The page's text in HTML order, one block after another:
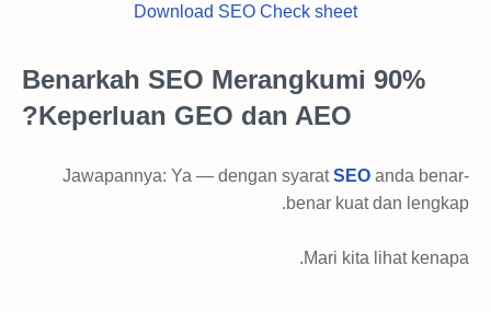
Download SEO Check sheet
Benarkah SEO Merangkumi 90%
Keperluan GEO dan AEO?
Jawapannya: Ya — dengan syaratSEO anda benar-
benar kuat dan lengkap.
Mari kita lihat kenapa.